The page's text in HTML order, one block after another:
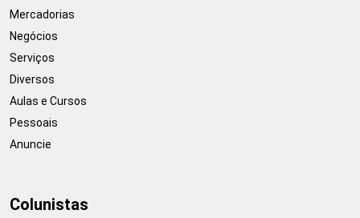
Mercadorias
Negócios
Serviços
Diversos
Aulas e Cursos
Pessoais
Anuncie
Colunistas